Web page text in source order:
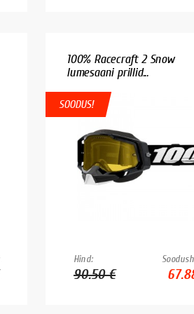
100% Racecraft 2 Snow
lumesaani prillid...
SOODUS!
Hind:
90.50 €